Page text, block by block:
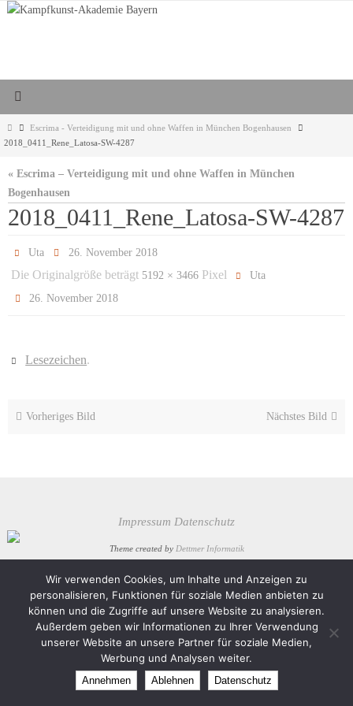
Zum
StartEscrima - Verteidigung mit und ohne Waffen in München Bogenhausen
2018_0411_Rene_Latosa-SW-4287
« Escrima – Verteidigung mit und ohne Waffen in München
Bogenhausen
2018_0411_Rene_Latosa-SW-4287
Uta 26. November 2018
Die Originalgröße beträgt 5192 × 3466 Pixel
Uta
26. November 2018
Lesezeichen.
Vorheriges Bild Nächstes Bild
Impressum Datenschutz
Theme created by Dettmer Informatik
Präsentiert von Nirvana&WordPress.
Wir verwenden Cookies, um Inhalte und Anzeigen zu
personalisieren, Funktionen für soziale Medien anbieten zu
können und die Zugriffe auf unsere Website zu analysieren.
Außerdem geben wir Informationen zu Ihrer Verwendung
unserer Website an unsere Partner für soziale Medien,
Werbung und Analysen weiter.
Annehmen Ablehnen Datenschutz